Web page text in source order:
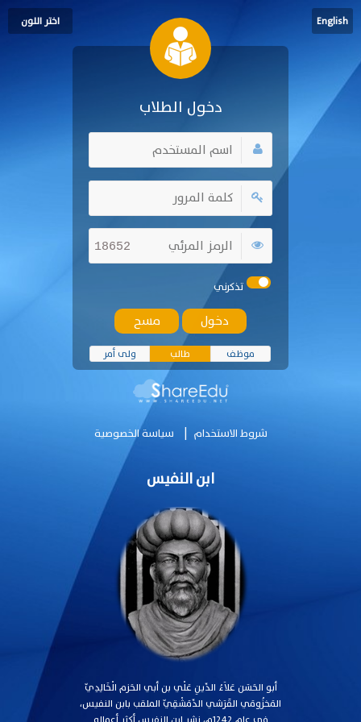
English اختر اللون
دخول الطلاب
18652
تذكرني
ولى أمر طالب موظف
شروط الاستخدام | سياسة الخصوصية
ابن النفيس
أبو الحَسَن عَلاَءُ الدِّينِ عَلْي بن أبي الحَزم الْخَالِدِيّ
المَخزُومَي القََرَشي الدِّمَشْقِيّ الملقب بابن النفيس،